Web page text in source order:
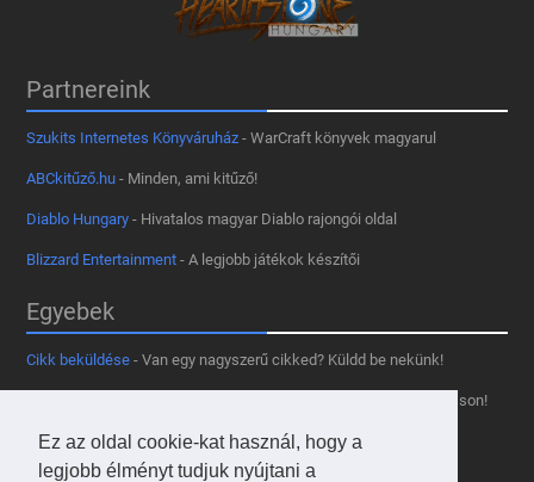
Ez az oldal cookie-kat használ, hogy a
legjobb élményt tudjuk nyújtani a
Partnereink
Szukits Internetes Könyváruház - WarCraft könyvek magyarul
ABCkitűző.hu - Minden, ami kitűző!
Diablo Hungary - Hivatalos magyar Diablo rajongói oldal
Blizzard Entertainment - A legjobb játékok készítői
Egyebek
Cikk beküldése - Van egy nagyszerű cikked? Küldd be nekünk!
- Tetszik az oldal? Segíts, hogy fennmaradhasson!
Kapcsolat, médiaajánlat- Lépj velünk kapcsolatba!